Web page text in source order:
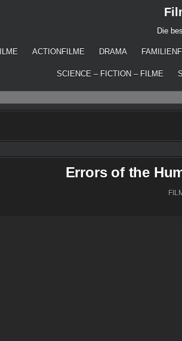
Die
ACTIONFILME DRAMA
SCIENCE – FICTION – FILME
Errors of the